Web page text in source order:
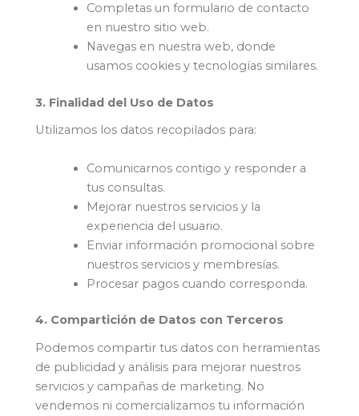
Completas un formulario de contacto
en nuestro sitio web.
Navegas en nuestra web, donde
usamos cookies y tecnologías similares.
3. Finalidad del Uso de Datos
Utilizamos los datos recopilados para:
Comunicarnos contigo y responder a
tus consultas.
Mejorar nuestros servicios y la
experiencia del usuario.
Enviar información promocional sobre
nuestros servicios y membresías.
Procesar pagos cuando corresponda.
4. Compartición de Datos con Terceros
Podemos compartir tus datos con herramientas
de publicidad y análisis para mejorar nuestros
servicios y campañas de marketing. No
vendemos ni comercializamos tu información